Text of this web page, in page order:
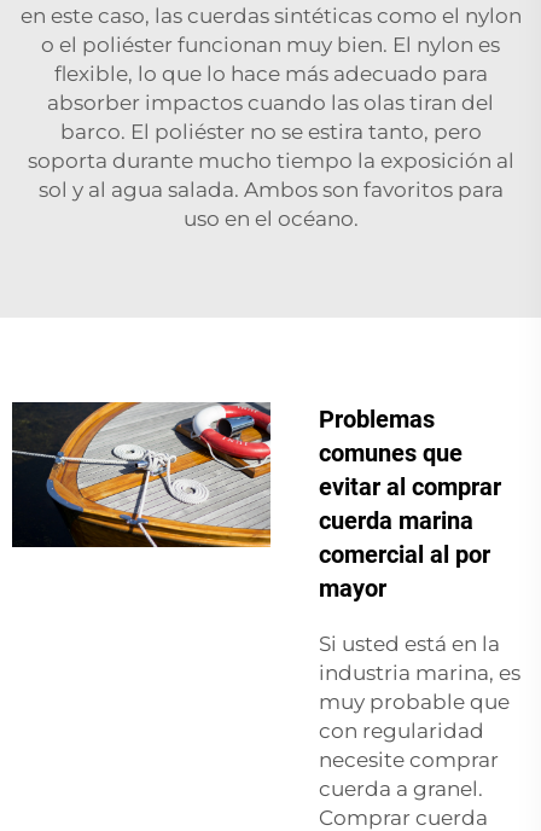
en este caso, las cuerdas sintéticas como el nylon
o el poliéster funcionan muy bien. El nylon es
flexible, lo que lo hace más adecuado para
absorber impactos cuando las olas tiran del
barco. El poliéster no se estira tanto, pero
soporta durante mucho tiempo la exposición al
sol y al agua salada. Ambos son favoritos para
uso en el océano.
Problemas
comunes que
evitar al comprar
cuerda marina
comercial al por
mayor
Si usted está en la
industria marina, es
muy probable que
con regularidad
necesite comprar
cuerda a granel.
Comprar cuerda